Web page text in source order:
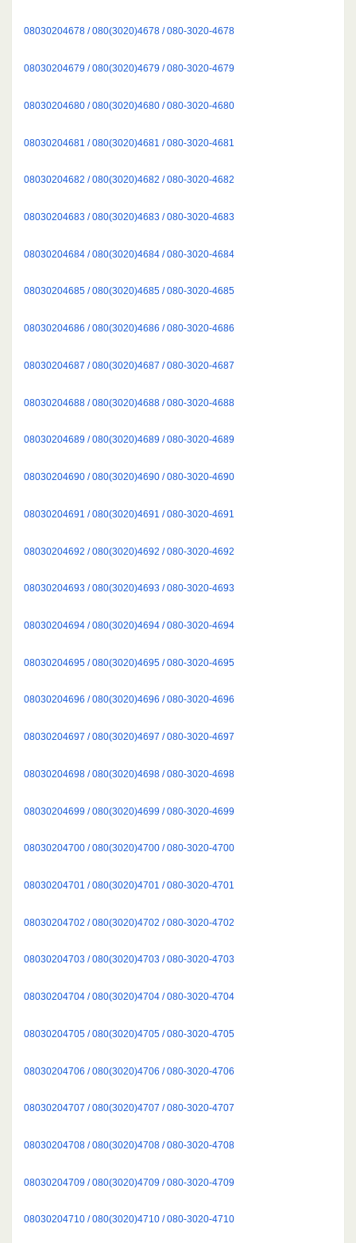
08030204678 / 080(3020)4678 / 080-3020-4678
08030204679 / 080(3020)4679 / 080-3020-4679
08030204680 / 080(3020)4680 / 080-3020-4680
08030204681 / 080(3020)4681 / 080-3020-4681
08030204682 / 080(3020)4682 / 080-3020-4682
08030204683 / 080(3020)4683 / 080-3020-4683
08030204684 / 080(3020)4684 / 080-3020-4684
08030204685 / 080(3020)4685 / 080-3020-4685
08030204686 / 080(3020)4686 / 080-3020-4686
08030204687 / 080(3020)4687 / 080-3020-4687
08030204688 / 080(3020)4688 / 080-3020-4688
08030204689 / 080(3020)4689 / 080-3020-4689
08030204690 / 080(3020)4690 / 080-3020-4690
08030204691 / 080(3020)4691 / 080-3020-4691
08030204692 / 080(3020)4692 / 080-3020-4692
08030204693 / 080(3020)4693 / 080-3020-4693
08030204694 / 080(3020)4694 / 080-3020-4694
08030204695 / 080(3020)4695 / 080-3020-4695
08030204696 / 080(3020)4696 / 080-3020-4696
08030204697 / 080(3020)4697 / 080-3020-4697
08030204698 / 080(3020)4698 / 080-3020-4698
08030204699 / 080(3020)4699 / 080-3020-4699
08030204700 / 080(3020)4700 / 080-3020-4700
08030204701 / 080(3020)4701 / 080-3020-4701
08030204702 / 080(3020)4702 / 080-3020-4702
08030204703 / 080(3020)4703 / 080-3020-4703
08030204704 / 080(3020)4704 / 080-3020-4704
08030204705 / 080(3020)4705 / 080-3020-4705
08030204706 / 080(3020)4706 / 080-3020-4706
08030204707 / 080(3020)4707 / 080-3020-4707
08030204708 / 080(3020)4708 / 080-3020-4708
08030204709 / 080(3020)4709 / 080-3020-4709
08030204710 / 080(3020)4710 / 080-3020-4710